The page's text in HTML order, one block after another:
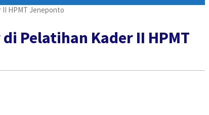
II HPMT Jeneponto
Pelatihan Kader II HPMT